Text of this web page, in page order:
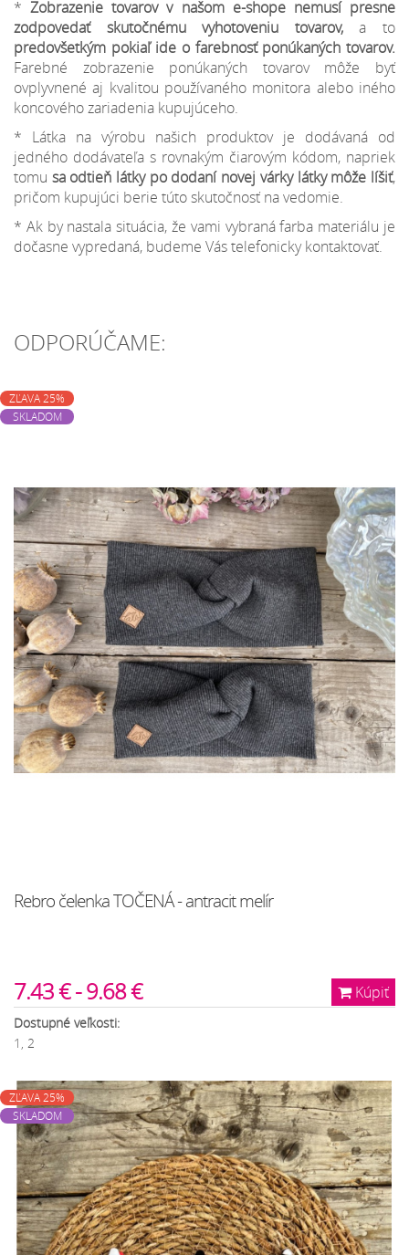
*Zobrazenie tovarov v našom e-shope nemusí presne
zodpovedať skutočnému vyhotoveniu tovarov,a to
predovšetkým pokiaľ ide o farebnosť ponúkaných tovarov.
Farebné zobrazenie ponúkaných tovarov môže byť
ovplyvnené aj kvalitou používaného monitora alebo iného
koncového zariadenia kupujúceho.
* Látka na výrobu našich produktov je dodávaná od
jedného dodávateľa s rovnakým čiarovým kódom, napriek
tomu sa odtieň látky po dodaní novej várky látky môže líšiť,
pričom kupujúci berie túto skutočnosť na vedomie.
* Ak by nastala situácia, že vami vybraná farba materiálu je
dočasne vypredaná, budeme Vás telefonicky kontaktovať.
ODPORÚČAME:
ZĽAVA 25%
SKLADOM
Rebro čelenka TOČENÁ - antracit melír
Kúpiť
7.43 € - 9.68 €
Dostupné veľkosti:
1, 2
ZĽAVA 25%
SKLADOM